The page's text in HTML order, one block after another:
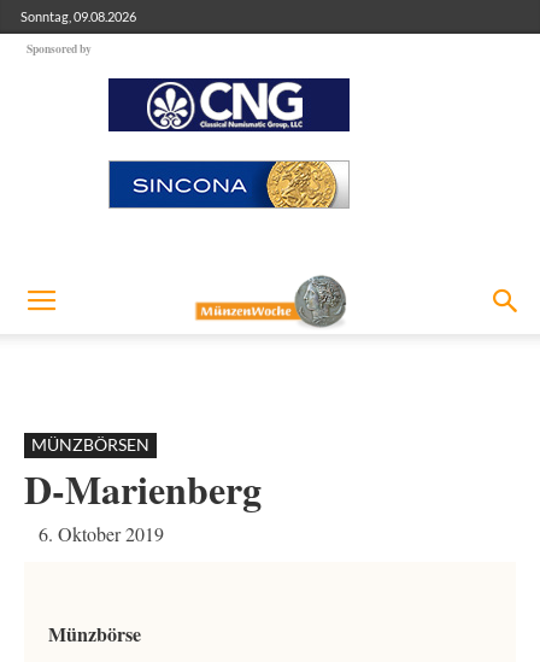
Sonntag, 09.08.2026
Sponsored by
MÜNZBÖRSEN
D-Marienberg
6. Oktober 2019
Münzbörse